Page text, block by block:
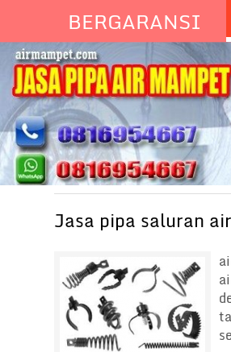
BERGARANSI
Jasa pipa saluran